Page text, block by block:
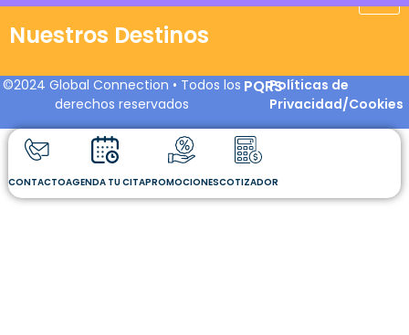
Nuestros Destinos
©2024 Global Connection • Todos los
derechos reservados
PQRSPolíticas de
Privacidad/Cookies
CONTACTOAGENDA TU CITAPROMOCIONESCOTIZADOR